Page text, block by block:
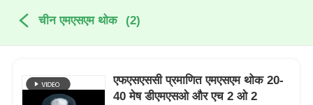
चीन एमएसएम थोक (2)
एफएसएससी प्रमाणित एमएसएम थोक 20-
40 मेष डीएमएसओ और एच 2 ओ 2